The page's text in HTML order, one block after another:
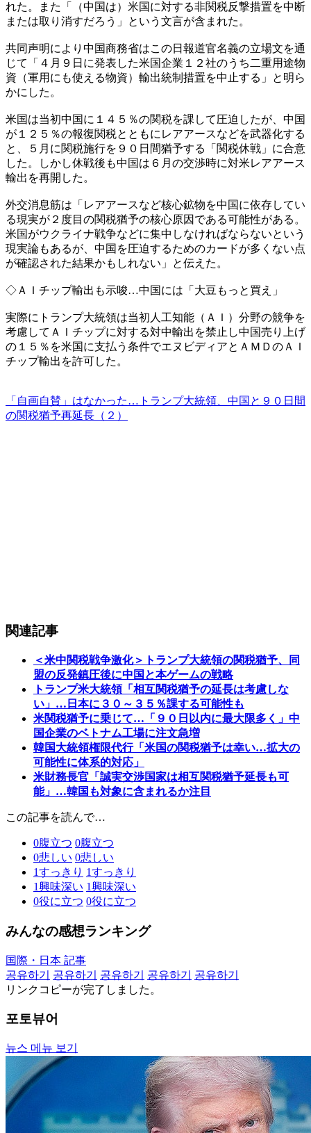
れた。また「（中国は）米国に対する非関税反撃措置を中断
または取り消すだろう」という文言が含まれた。
共同声明により中国商務省はこの日報道官名義の立場文を通
じて「４月９日に発表した米国企業１２社のうち二重用途物
資（軍用にも使える物資）輸出統制措置を中止する」と明ら
かにした。
米国は当初中国に１４５％の関税を課して圧迫したが、中国
が１２５％の報復関税とともにレアアースなどを武器化する
と、５月に関税施行を９０日間猶予する「関税休戦」に合意
した。しかし休戦後も中国は６月の交渉時に対米レアアース
輸出を再開した。
外交消息筋は「レアアースなど核心鉱物を中国に依存してい
る現実が２度目の関税猶予の核心原因である可能性がある。
米国がウクライナ戦争などに集中しなければならないという
現実論もあるが、中国を圧迫するためのカードが多くない点
が確認された結果かもしれない」と伝えた。
◇ＡＩチップ輸出も示唆…中国には「大豆もっと買え」
実際にトランプ大統領は当初人工知能（ＡＩ）分野の競争を
考慮してＡＩチップに対する対中輸出を禁止し中国売り上げ
の１５％を米国に支払う条件でエヌビディアとＡＭＤのＡＩ
チップ輸出を許可した。
「自画自賛」はなかった…トランプ大統領、中国と９０日間
の関税猶予再延長（２）
関連記事
＜米中関税戦争激化＞トランプ大統領の関税猶予、同
盟の反発鎮圧後に中国と本ゲームの戦略
トランプ米大統領「相互関税猶予の延長は考慮しな
い」…日本に３０～３５％課する可能性も
米関税猶予に乗じて…「９０日以内に最大限多く」中
国企業のベトナム工場に注文急増
韓国大統領権限代行「米国の関税猶予は幸い…拡大の
可能性に体系的対応」
米財務長官「誠実交渉国家は相互関税猶予延長も可
能」…韓国も対象に含まれるか注目
この記事を読んで…
0腹立つ 0腹立つ
0悲しい 0悲しい
1すっきり 1すっきり
1興味深い 1興味深い
0役に立つ 0役に立つ
みんなの感想ランキング
国際・日本 記事
공유하기
공유하기 공유하기 공유하기
공유하기
リンクコピーが完了しました。
포토뷰어
뉴스 메뉴 보기